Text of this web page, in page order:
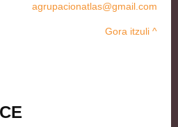
agrupacionatlas@gmail.com
Gora itzuli ^